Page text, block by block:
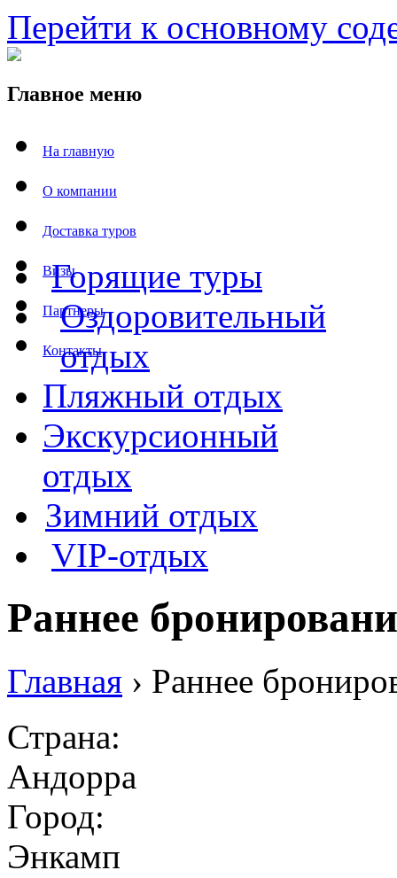
Перейти к основному
Главное меню
На главную
О компании
Доставка туров
Визы
Партнеры
Контакты
Горящие туры
Оздоровительный
отдых
Пляжный отдых
Экскурсионный
отдых
Зимний отдых
VIP-отдых
Раннее
Главная › Раннее
Страна:
Андорра
Город:
Энкамп